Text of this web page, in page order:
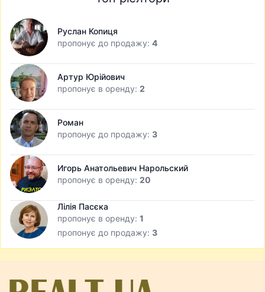
Руслан Копиця
пропонує до продажу: 4
Артур Юрійович
пропонує в оренду: 2
Роман
пропонує до продажу: 3
Игорь Анатольевич Нарольский
пропонує в оренду: 20
Лілія Пасєка
пропонує в оренду: 1
пропонує до продажу: 3